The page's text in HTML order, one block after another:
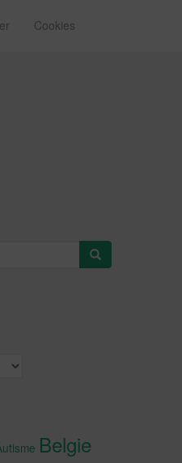
Cookies
te
Belgie